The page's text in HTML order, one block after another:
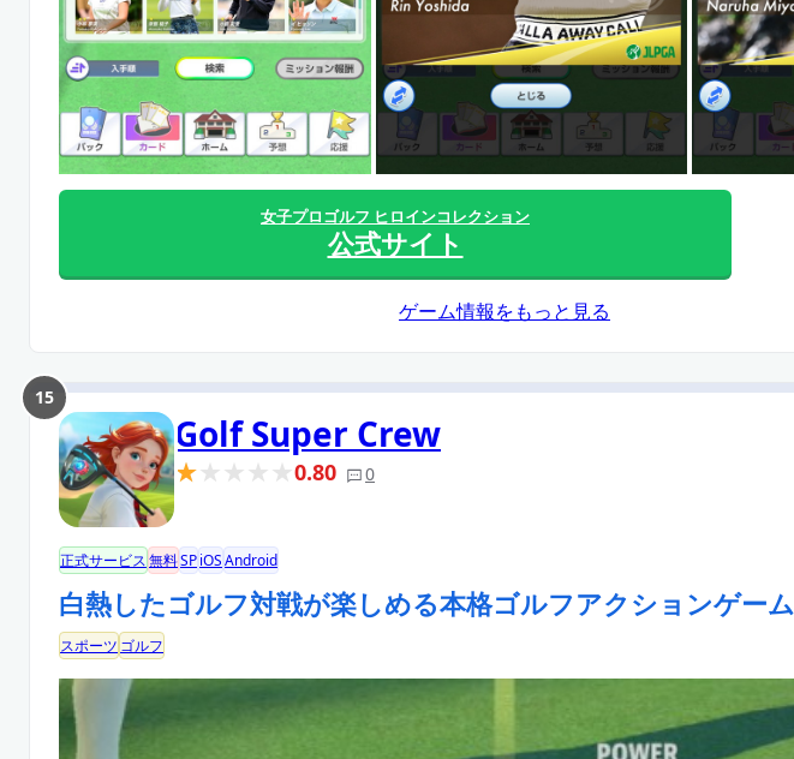
女子プロゴルフ ヒロインコレクション
公式サイト
ゲーム情報をもっと見る
Golf Super Crew
0.80 0
15
正式サービス無料SPiOSAndroid
白熱したゴルフ対戦が楽しめる本格ゴルフアクションゲーム
スポーツ ゴルフ